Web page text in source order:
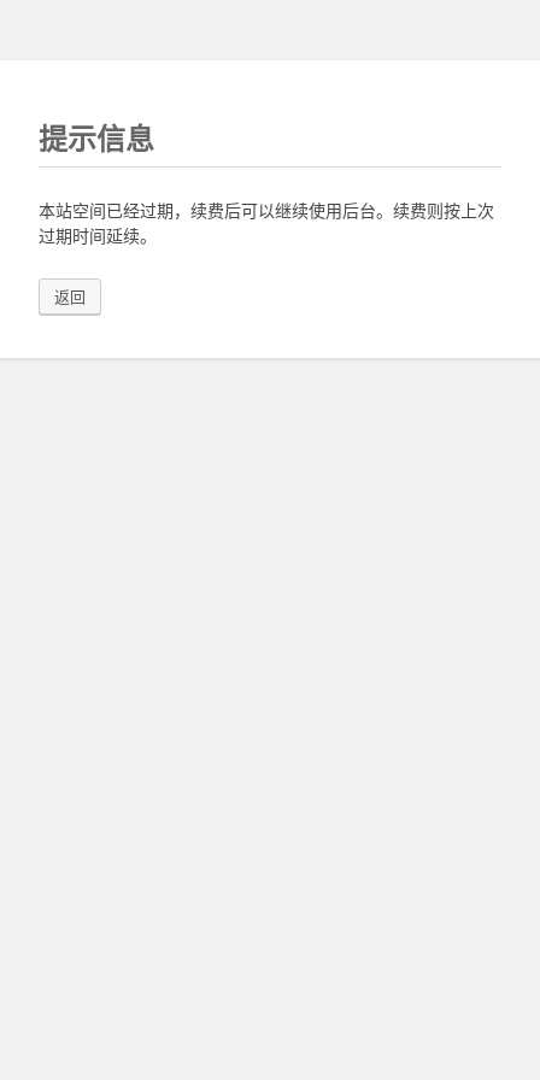
提示信息
本站空间已经过期，续费后可以继续使用后台。续费则按上次
过期时间延续。
返回